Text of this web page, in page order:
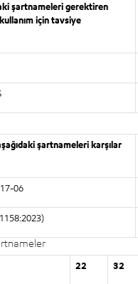
şartnameleri gerektiren
için tavsiye
şartnameleri karşılar
06
22 32